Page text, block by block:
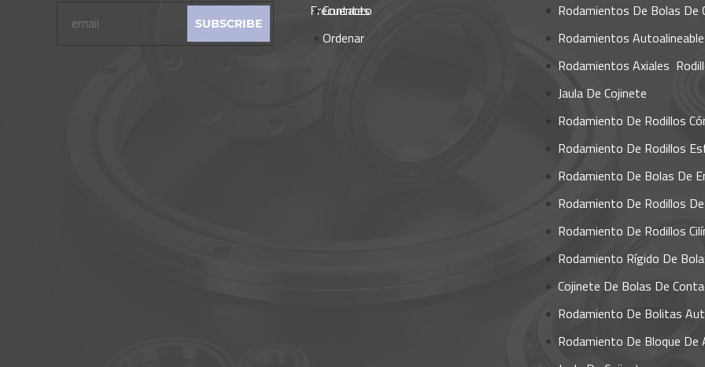
Frecuentes
Contacto
Ordenar
Rodamientos De Bolas De Contacto
Rodamientos Autoalineables Y
Rodamientos Axiales
Jaula De Cojinete
Rodamiento De Rodillos
Rodamiento De Rodillos
Rodamiento De Bolas De
Rodamiento De Rodillos De
Rodamiento De Rodillos
Rodamiento Rígido De
Cojinete De Bolas De Contacto
Rodamiento De Bolitas
Rodamiento De Bloque De